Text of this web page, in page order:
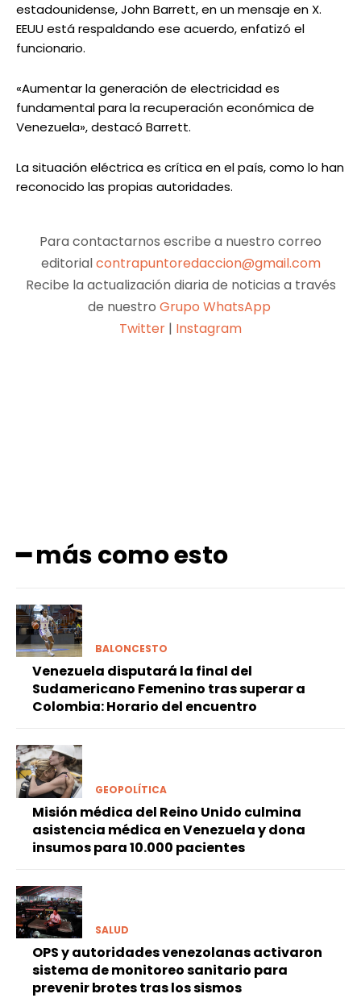
estadounidense, John Barrett, en un mensaje en X.
EEUU está respaldando ese acuerdo, enfatizó el
funcionario.
«Aumentar la generación de electricidad es
fundamental para la recuperación económica de
Venezuela», destacó Barrett.
La situación eléctrica es crítica en el país, como lo han
reconocido las propias autoridades.
Para contactarnos escribe a nuestro correo
editorialcontrapuntoredaccion@gmail.com
Recibe la actualización diaria de noticias a través
de nuestro Grupo WhatsApp
Twitter | Instagram
━ más como esto
BALONCESTO
Venezuela disputará la final del
Sudamericano Femenino tras superar a
Colombia: Horario del encuentro
GEOPOLÍTICA
Misión médica del Reino Unido culmina
asistencia médica en Venezuela y dona
insumos para 10.000 pacientes
SALUD
OPS y autoridades venezolanas activaron
sistema de monitoreo sanitario para
prevenir brotes tras los sismos